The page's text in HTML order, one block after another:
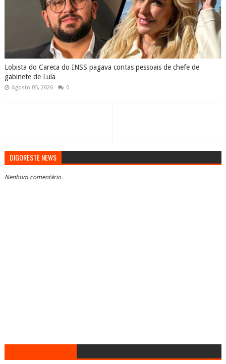
Lobista do Careca do INSS pagava contas pessoais de chefe de
gabinete de Lula
Agosto 05, 2026 0
DIGORESTE NEWS
Nenhum comentário